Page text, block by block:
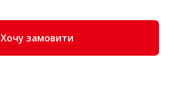
Хочу замовити